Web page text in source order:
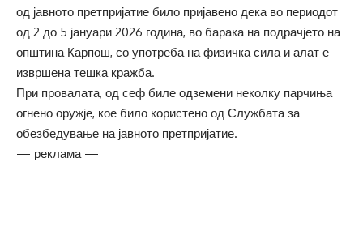
од јавното претпријатие било пријавено дека во периодот
од 2 до 5 јануари 2026 година, во барака на подрачјето на
општина Карпош, со употреба на физичка сила и алат е
извршена тешка кражба.
При провалата, од сеф биле одземени неколку парчиња
огнено оружје, кое било користено од Службата за
обезбедување на јавното претпријатие.
— реклама —